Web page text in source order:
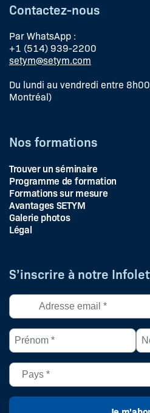
Contactez-nous
Par WhatsApp :
+1 (514) 939-2200
setym@setym.com
Du lundi au vendredi entre
Montréal)
Nos formations
Trouver un séminaire
Programme de formation
Formations sur mesure
Avantages SETYM
Galerie photos
Légal
S’inscrire à notre
Adresse
courriel
(Nécessaire)
Prénom
*
Nom
*
Pays
(Nécessaire)